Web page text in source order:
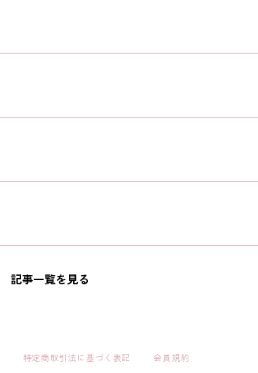
記事一覧を見る
特定商取引法に基づく表記 会員規約